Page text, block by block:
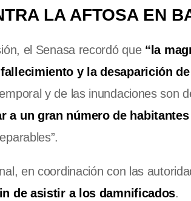
LA AFTOSA EN
el Senasa recordó que“la
y la desaparición
y de las inundaciones son
a un gran número de habitantes
en coordinación con las
de asistir a los damnificados.